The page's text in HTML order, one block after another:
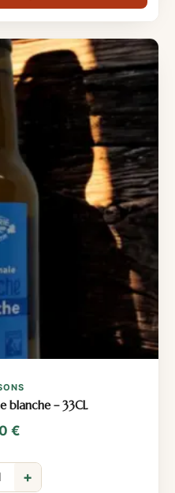
blanche – 33CL
€
+